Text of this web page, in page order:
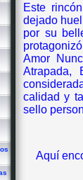
Este
dejado
por su
Amor
Atrapada,
calidad y
sello
Aquí